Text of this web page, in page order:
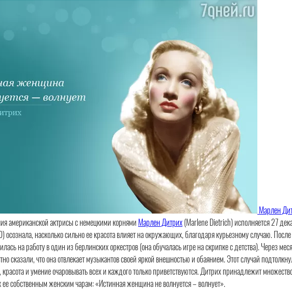
Марлен
американской актрисы с немецкими корнями Марлен Дитрих(Marlene Dietrich) исполняется 27
осознала, насколько сильно ее красота влияет на окружающих, благодаря курьезному случаю.
на работу в один из берлинских оркестров (она обучалась игре на скрипке с детства). Через
сказали, что она отвлекает музыкантов своей яркой внешностью и обаянием. Этот случай
красота и умение очаровывать всех и каждого только приветствуются. Дитрих принадлежит
собственным женским чарам:«Истинная женщина не волнуется – волнует».